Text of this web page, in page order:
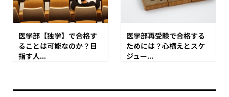
医学部【独学】で合格す
ることは可能なのか？目
指す人...
医学部再受験で合格する
ためには？心構えとスケ
ジュー...